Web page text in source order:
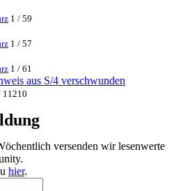
1 / 59
1 / 57
1 / 61
aus S/4 verschwunden
11210
versenden wir lesenwerte
hier.